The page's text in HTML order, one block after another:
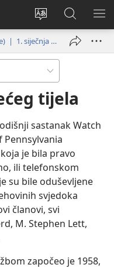
Promijeni
jezik
Prijava
(otvara
se
novi
prozor)
JW.ORG
|
Pretraga
Stražarska kula (izdanje za proučavanje) | 1. siječnja 2000.
tijela
sastanak Watch
Pennsylvania
je bila pravo
ili telefonskom
su bile oduševljene
svjedoka
članovi, svi
M. Stephen Lett,
započeo je 1958,